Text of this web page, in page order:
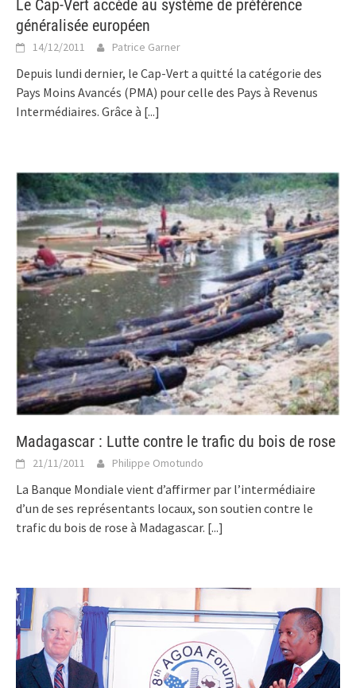
Le Cap-Vert accède au système de préférence
généralisée européen
14/12/2011 Patrice Garner
Depuis lundi dernier, le Cap-Vert a quitté la catégorie des
Pays Moins Avancés (PMA) pour celle des Pays à Revenus
Intermédiaires. Grâce à [...]
Madagascar : Lutte contre le trafic du bois de rose
21/11/2011 Philippe Omotundo
La Banque Mondiale vient d’affirmer par l’intermédiaire
d’un de ses représentants locaux, son soutien contre le
trafic du bois de rose à Madagascar. [...]